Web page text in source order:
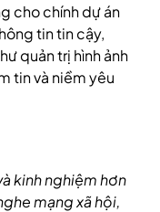
cho chính dự án
tin tin cậy,
quản trị hình ảnh
tin và niềm yêu
kinh nghiệm hơn
mạng xã hội,